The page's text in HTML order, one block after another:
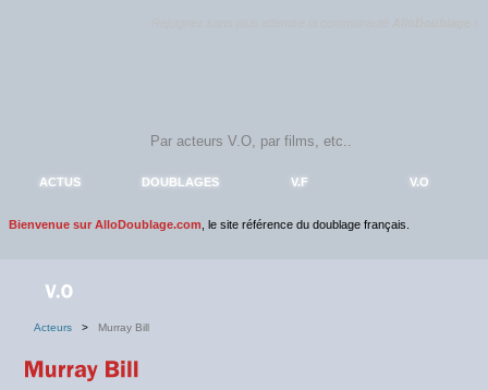
ACTUS DOUBLAGES V.F V.O
Bienvenue sur AlloDoublage.com , le site référence du doublage français.
Acteurs > Murray Bill